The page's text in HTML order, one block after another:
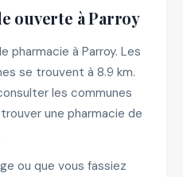
ouverte à Parroy
pharmacie à Parroy. Les
se trouvent à 8.9 km.
les communes
une pharmacie de
ou que vous fassiez